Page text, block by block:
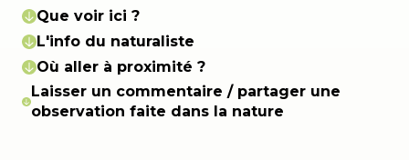
Que voir ici ?
L'info du naturaliste
Où aller à proximité ?
Laisser un commentaire / partager une
observation faite dans la nature